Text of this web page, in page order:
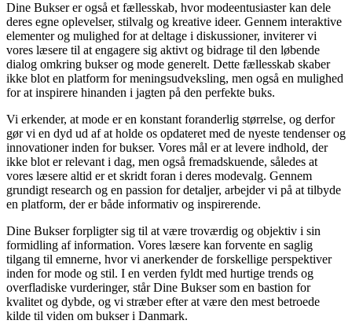
Dine Bukser er også et fællesskab, hvor modeentusiaster kan dele
deres egne oplevelser, stilvalg og kreative ideer. Gennem interaktive
elementer og mulighed for at deltage i diskussioner, inviterer vi
vores læsere til at engagere sig aktivt og bidrage til den løbende
dialog omkring bukser og mode generelt. Dette fællesskab skaber
ikke blot en platform for meningsudveksling, men også en mulighed
for at inspirere hinanden i jagten på den perfekte buks.
Vi erkender, at mode er en konstant foranderlig størrelse, og derfor
gør vi en dyd ud af at holde os opdateret med de nyeste tendenser og
innovationer inden for bukser. Vores mål er at levere indhold, der
ikke blot er relevant i dag, men også fremadskuende, således at
vores læsere altid er et skridt foran i deres modevalg. Gennem
grundigt research og en passion for detaljer, arbejder vi på at tilbyde
en platform, der er både informativ og inspirerende.
Dine Bukser forpligter sig til at være troværdig og objektiv i sin
formidling af information. Vores læsere kan forvente en saglig
tilgang til emnerne, hvor vi anerkender de forskellige perspektiver
inden for mode og stil. I en verden fyldt med hurtige trends og
overfladiske vurderinger, står Dine Bukser som en bastion for
kvalitet og dybde, og vi stræber efter at være den mest betroede
kilde til viden om bukser i Danmark.